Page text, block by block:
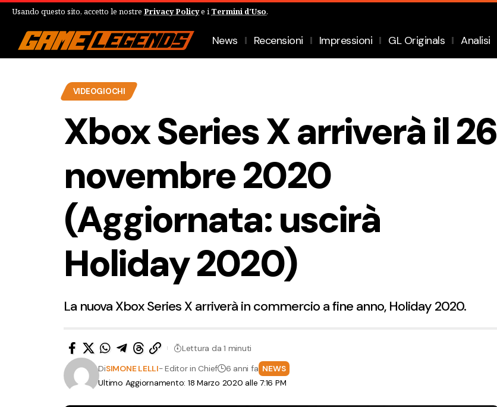
Usando questo sito, accetto le nostre Privacy Policye i Termini d'Uso.
News Recensioni Impressioni GL Originals Analisi
VIDEOGIOCHI
Xbox Series X arriverà il 26
novembre 2020
(Aggiornata: uscirà
Holiday 2020)
La nuova Xbox Series X arriverà in commercio a fine anno, Holiday 2020.
Ultimo Aggiornamento: 18 Marzo 2020 alle 7:16 PM
DiSIMONE LELLI- Editor in Chief 6 anni fa NEWS
Lettura da 1 minuti